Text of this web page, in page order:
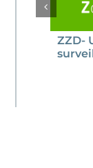
ZZD-